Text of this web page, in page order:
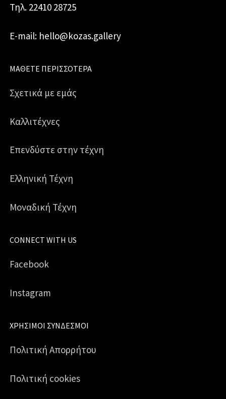
Τηλ. 22410 28725
E-mail: hello@kozas.gallery
ΜΆΘΕΤΕ ΠΕΡΙΣΣΌΤΕΡΑ
Σχετικά με εμάς
Καλλιτέχνες
Επενδύστε στην τέχνη
Ελληνική Τέχνη
Μοναδική Τέχνη
CONNECT WITH US
Facebook
Instagram
ΧΡΉΣΙΜΟΙ ΣΎΝΔΕΣΜΟΙ
Πολιτική Απορρήτου
Πολιτική cookies